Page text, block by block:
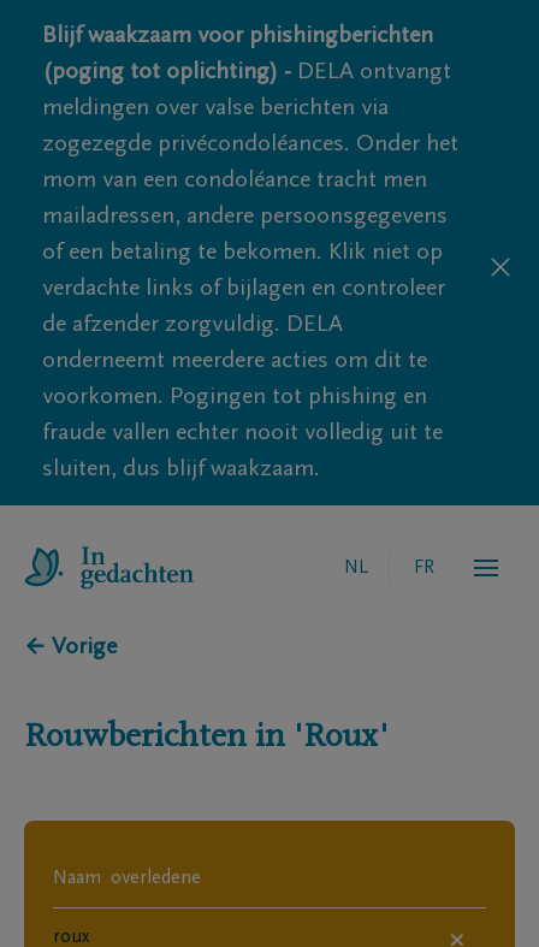
Blijf waakzaam voor phishingberichten
(poging tot oplichting) - DELA ontvangt
meldingen over valse berichten via
zogezegde privécondoléances. Onder het
mom van een condoléance tracht men
mailadressen, andere persoonsgegevens
of een betaling te bekomen. Klik niet op
verdachte links of bijlagen en controleer
de afzender zorgvuldig. DELA
onderneemt meerdere acties om dit te
voorkomen. Pogingen tot phishing en
fraude vallen echter nooit volledig uit te
sluiten, dus blijf waakzaam.
NL FR
← Vorige
Rouwberichten in 'Roux'
×